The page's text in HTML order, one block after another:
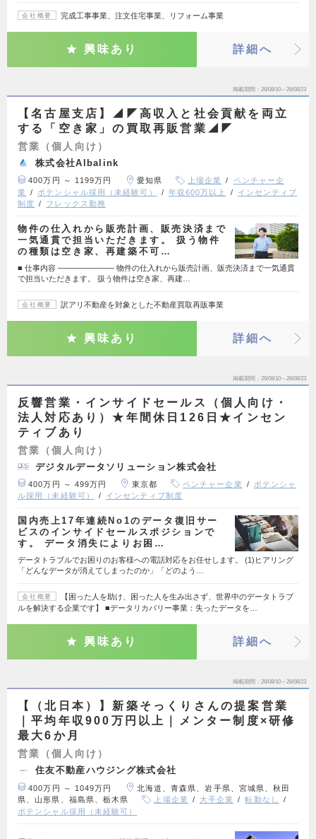
会社概要 完成工事事業、注文住宅事業、リフォーム事業
興味あり 詳細へ
掲載期間 26/08/10～26/08/23
【名古屋支店】◢◤高収入と社会貢献を両立
する「空き家」の買取再販営業◢◤
営業（個人向け）
株式会社Albalink
400万円 ～ 1199万円 愛知県 上場企業
ベンチャー企
業
ポテンシャル採用（未経験可） 年収600万以上
インセンティブ
制度
フレックス勤務
物件の仕入れから販売計画、販売決済まで
一気通貫で担当いただきます。 扱う物件
の種類は空き家、再建築不可…
■ 仕事内容 ────────── 物件の仕入れから販売計画、販売決済まで一気通貫
で担当いただきます。 扱う物件は空き家、再建…
会社概要 訳アリ不動産を対象とした不動産買取再販事業
興味あり 詳細へ
掲載期間 26/08/10～26/08/23
反響営業・インサイドセールス（個人向け・
法人対応あり）★年間休日126日★インセン
ティブあり
営業（個人向け）
デジタルデータソリューション株式会社
400万円 ～ 499万円 東京都 ベンチャー企業
ポテンシャ
ル採用（未経験可）
インセンティブ制度
国内売上17年連続No1のデータ復旧サー
ビスのインサイドセールスポジションで
す。 データ消失によりお困…
データトラブルでお困りのお客様への電話対応をお任せします。 (1)ヒアリング
「どんなデータが消えてしまったのか」「どのよう…
会社概要
【困った人を助け、困った人を生み出さず、世界中のデータトラブ
ルを解決する企業です】 ■データリカバリー事業：失ったデータを…
興味あり 詳細へ
掲載期間 26/08/10～26/08/23
【（北日本）】新築そっくりさんの提案営業
｜平均年収900万円以上｜メンター制度×研修
最大6か月
営業（個人向け）
住友不動産ハウジング株式会社
400万円 ～ 1049万円
北海道、青森県、岩手県、宮城県、秋田
県、山形県、福島県、栃木県
上場企業 大手企業
転勤なし
ポテンシャル採用（未経験可）